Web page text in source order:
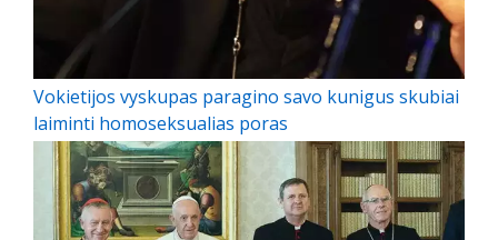
Vokietijos vyskupas paragino savo kunigus skubiai
laiminti homoseksualias poras